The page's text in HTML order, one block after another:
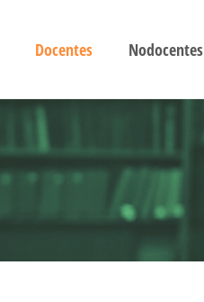
Docentes Nodocentes